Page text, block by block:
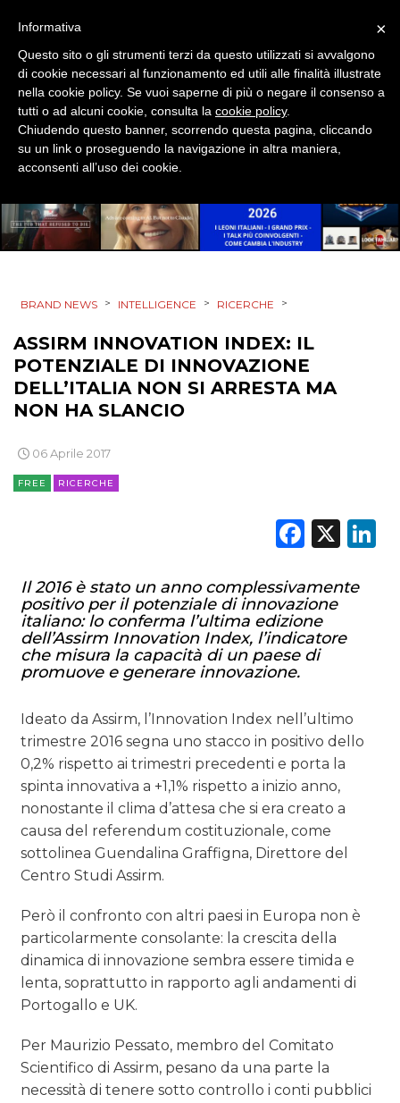
STRATEGIE
CINEMA
DIGITALE
ESTERNA
DATI
RICERCHE
NORMATIVE
TREND
CASE HISTORY
BRAND NEWS > INTELLIGENCE > RICERCHE >
ASSIRM INNOVATION INDEX: IL
POTENZIALE DI INNOVAZIONE
DELL’ITALIA NON SI ARRESTA MA
NON HA SLANCIO
06 Aprile 2017
FREE RICERCHE
X
Il 2016 è stato un anno complessivamente
positivo per il potenziale di innovazione
italiano: lo conferma l’ultima edizione
dell’Assirm Innovation Index, l’indicatore
che misura la capacità di un paese di
promuove e generare innovazione.
Ideato da Assirm, l’Innovation Index nell’ultimo
trimestre 2016 segna uno stacco in positivo dello
0,2% rispetto ai trimestri precedenti e porta la
spinta innovativa a +1,1% rispetto a inizio anno,
nonostante il clima d’attesa che si era creato a
causa del referendum costituzionale, come
sottolinea Guendalina Graffigna, Direttore del
Centro Studi Assirm.
Però il confronto con altri paesi in Europa non è
particolarmente consolante: la crescita della
dinamica di innovazione sembra essere timida e
lenta, soprattutto in rapporto agli andamenti di
Portogallo e UK.
Per Maurizio Pessato, membro del Comitato
Scientifico di Assirm, pesano da una parte la
necessità di tenere sotto controllo i conti pubblici
×
Informativa
Questo sito o gli strumenti terzi da questo utilizzati si avvalgono
di cookie necessari al funzionamento ed utili alle finalità illustrate
nella cookie policy. Se vuoi saperne di più o negare il consenso a
tutti o ad alcuni cookie, consulta la cookie policy.
Chiudendo questo banner, scorrendo questa pagina, cliccando
su un link o proseguendo la navigazione in altra maniera,
acconsenti all’uso dei cookie.